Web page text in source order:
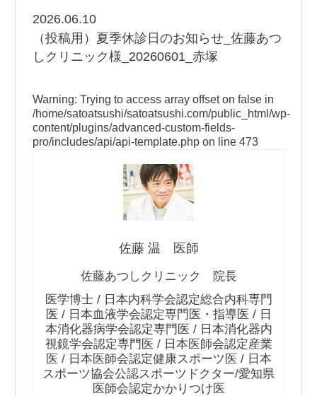
2026.06.10
（投稿用）夏季休診日のお知らせ_佐藤あつ
しクリニック様_20260601_赤塚
Warning: Trying to access array offset on false in
/home/satoatsushi/satoatsushi.com/public_html/wp-
content/plugins/advanced-custom-fields-
pro/includes/api/api-template.phpon line 473
佐藤 温 医師
佐藤あつしクリニック 院長
医学博士 / 日本内科学会認定総合内科専門
医 / 日本血液学会認定専門医・指導医 / 日
本消化器病学会認定専門医 / 日本消化器内
視鏡学会認定専門医 / 日本医師会認定産業
医 / 日本医師会認定健康スポーツ医 / 日本
スポーツ協会公認スポーツドクター/愛知県
医師会認定かかりつけ医